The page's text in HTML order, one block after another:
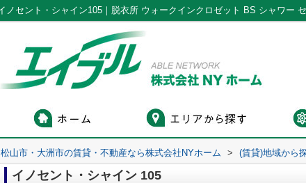
松山市・大洲市の賃貸・不動産なら株式会社NYホーム > (賃貸)地域から
イノセント・シャイン 105